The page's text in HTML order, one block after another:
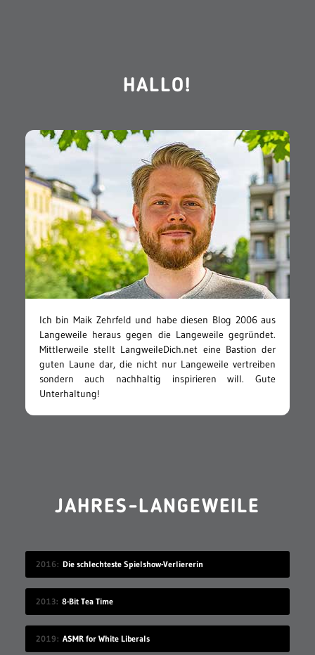
HALLO!
Ich bin Maik Zehrfeld und habe diesen Blog 2006 aus
Langeweile heraus gegen die Langeweile gegründet.
Mittlerweile stellt LangweileDich.net eine Bastion der
guten Laune dar, die nicht nur Langeweile vertreiben
sondern auch nachhaltig inspirieren will. Gute
Unterhaltung!
JAHRES-LANGEWEILE
2016 Die schlechteste Spielshow-Verliererin
2013 8-Bit Tea Time
2019 ASMR for White Liberals